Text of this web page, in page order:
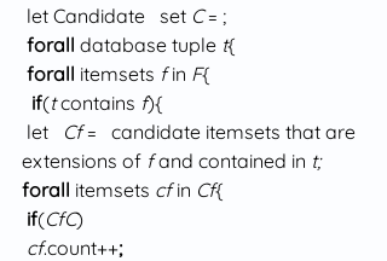
let Candidate   set C = ;
forall database tuple t{
forall itemsets f in F{
if(t contains f){
let Cf =   candidate itemsets that are
extensions of f and contained in t;
forall itemsets cf in Cf{
if(CfC)
cf.count++;